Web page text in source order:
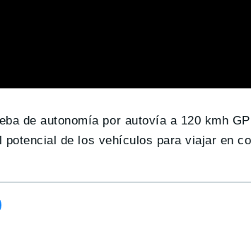
de autonomía por autovía a 120 kmh
de los vehículos para viajar en